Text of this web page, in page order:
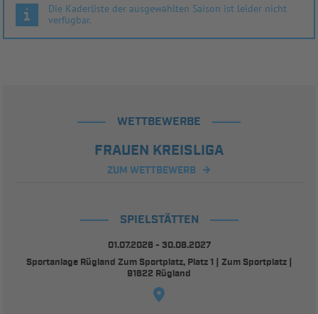
Die Kaderliste der ausgewählten Saison ist leider nicht
verfügbar.
WETTBEWERBE
FRAUEN KREISLIGA
ZUM WETTBEWERB
SPIELSTÄTTEN
01.07.2026 - 30.06.2027
Sportanlage Rügland Zum Sportplatz, Platz 1 | Zum Sportplatz |
91622 Rügland